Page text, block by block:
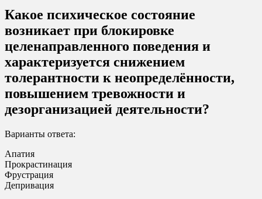
Какое психическое состояние
возникает при блокировке
целенаправленного поведения и
характеризуется снижением
толерантности к неопределённости,
повышением тревожности и
дезорганизацией деятельности?
Варианты ответа:
Апатия
Прокрастинация
Фрустрация
Депривация